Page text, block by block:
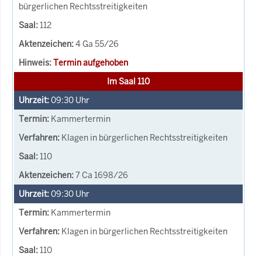
bürgerlichen Rechtsstreitigkeiten
112
4 Ga 55/26
Termin aufgehoben
Im Saal 110
09:30 Uhr
Kammertermin
Klagen in bürgerlichen Rechtsstreitigkeiten
110
7 Ca 1698/26
09:30 Uhr
Kammertermin
Klagen in bürgerlichen Rechtsstreitigkeiten
110